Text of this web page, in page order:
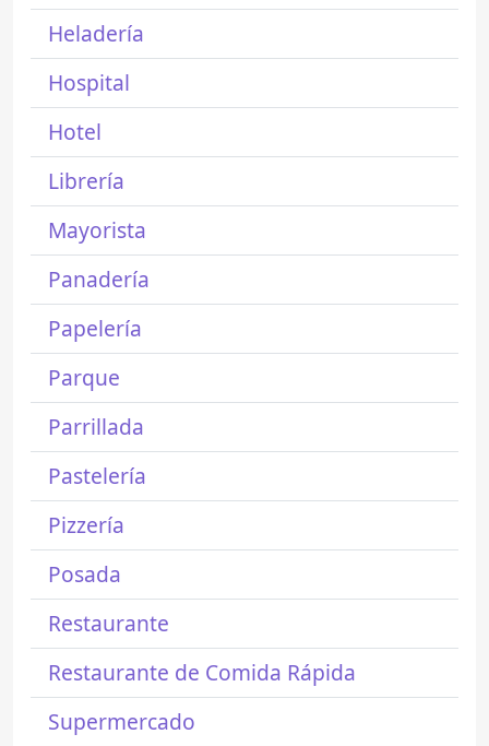
Heladería
Hospital
Hotel
Librería
Mayorista
Panadería
Papelería
Parque
Parrillada
Pastelería
Pizzería
Posada
Restaurante
Restaurante de Comida Rápida
Supermercado